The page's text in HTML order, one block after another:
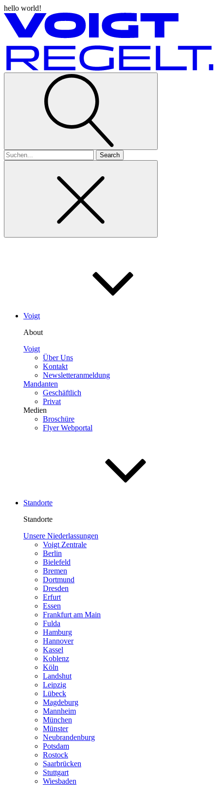
hello world!
Search
for
Voigt
About
Voigt
Über Uns
Kontakt
Newsletteranmeldung
Mandanten
Geschäftlich
Privat
Medien
Broschüre
Flyer Webportal
Standorte
Standorte
Unsere Niederlassungen
Voigt Zentrale
Berlin
Bielefeld
Bremen
Dortmund
Dresden
Erfurt
Essen
Frankfurt am Main
Fulda
Hamburg
Hannover
Kassel
Koblenz
Köln
Landshut
Leipzig
Lübeck
Magdeburg
Mannheim
München
Münster
Neubrandenburg
Potsdam
Rostock
Saar­brücken
Stuttgart
Wiesbaden